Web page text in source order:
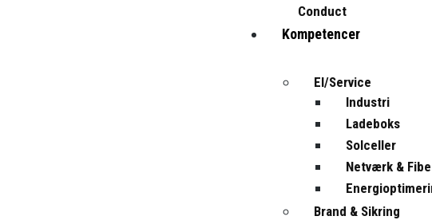
Conduct
Kompetencer
El/Service
Industri
Ladeboks
Solceller
Netværk &
Brand & Sikring